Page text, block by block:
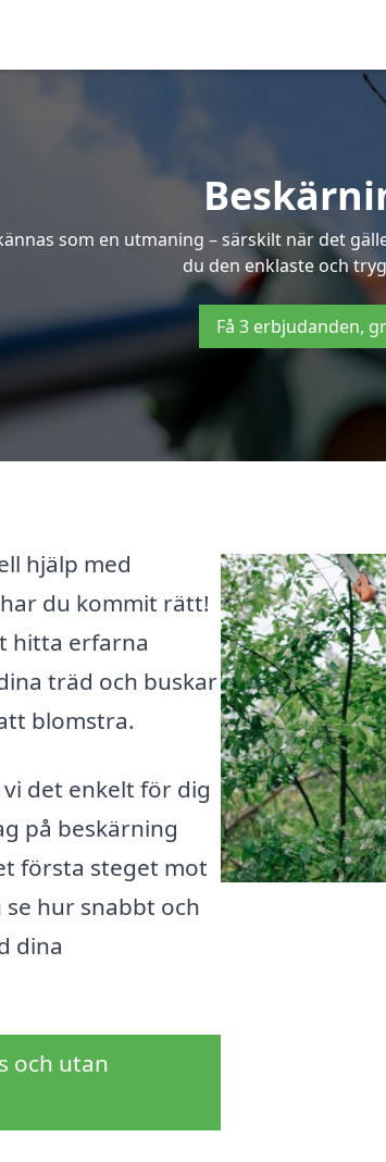
som en utmaning – särskilt när det
du den enklaste och
Få 3 erbjudanden,
hjälp med
du kommit rätt!
hitta erfarna
träd och buskar
blomstra.
det enkelt för dig
på beskärning
första steget mot
hur snabbt och
dina
och utan